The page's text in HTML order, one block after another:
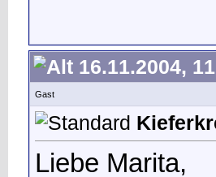
16.11.2004,
Gast
Liebe Marita,